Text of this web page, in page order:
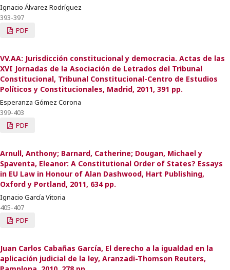
Ignacio Álvarez Rodríguez
393-397
PDF
VV.AA: Jurisdicción constitucional y democracia. Actas de las
XVI Jornadas de la Asociación de Letrados del Tribunal
Constitucional, Tribunal Constitucional-Centro de Estudios
Políticos y Constitucionales, Madrid, 2011, 391 pp.
Esperanza Gómez Corona
399-403
PDF
Arnull, Anthony; Barnard, Catherine; Dougan, Michael y
Spaventa, Eleanor: A Constitutional Order of States? Essays
in EU Law in Honour of Alan Dashwood, Hart Publishing,
Oxford y Portland, 2011, 634 pp.
Ignacio García Vitoria
405-407
PDF
Juan Carlos Cabañas García, El derecho a la igualdad en la
aplicación judicial de la ley, Aranzadi-Thomson Reuters,